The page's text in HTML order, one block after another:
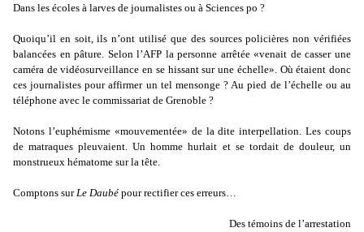
Dans les écoles à larves de journalistes ou à Sciences po ?
Quoiqu’il en soit, ils n’ont utilisé que des sources policières non vérifiées
balancées en pâture. Selon l’AFP la personne arrêtée «venait de casser une
caméra de vidéosurveillance en se hissant sur une échelle». Où étaient donc
ces journalistes pour affirmer un tel mensonge ? Au pied de l’échelle ou au
téléphone avec le commissariat de Grenoble ?
Notons l’euphémisme «mouvementée» de la dite interpellation. Les coups
de matraques pleuvaient. Un homme hurlait et se tordait de douleur, un
monstrueux hématome sur la tête.
Comptons surLe Daubé pour rectifier ces erreurs…
Des témoins de l’arrestation